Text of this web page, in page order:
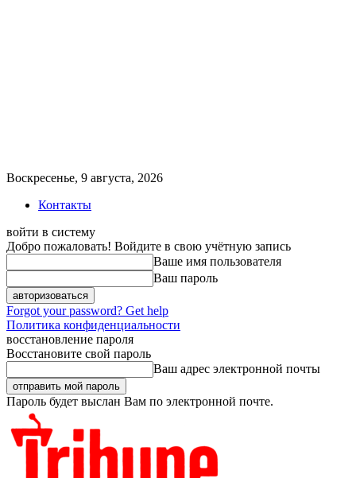
Воскресенье, 9 августа, 2026
Контакты
войти в систему
Добро пожаловать! Войдите в свою учётную запись
Ваше имя пользователя
Ваш пароль
Forgot your password? Get help
Политика конфиденциальности
восстановление пароля
Восстановите свой пароль
Ваш адрес электронной почты
Пароль будет выслан Вам по электронной почте.